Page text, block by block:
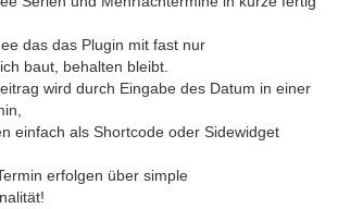
das das Plugin mit fast nur
baut, behalten bleibt.
wird durch Eingabe des Datum in einer
einfach als Shortcode oder Sidewidget
erfolgen über simple